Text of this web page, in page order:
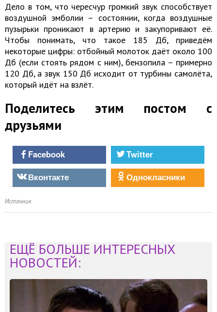
Дело в том, что чересчур громкий звук способствует
воздушной эмболии – состоянии, когда воздушные
пузырьки проникают в артерию и закупоривают её.
Чтобы понимать, что такое 185 Дб, приведём
некоторые цифры: отбойный молоток даёт около 100
Дб (если стоять рядом с ним), бензопила – примерно
120 Дб, а звук 150 Дб исходит от турбины самолёта,
который идёт на взлёт.
Поделитесь этим постом с
друзьями
Facebook
Twitter
Вконтакте
Однокласники
Источник
ЕЩЁ БОЛЬШЕ ИНТЕРЕСНЫХ
НОВОСТЕЙ: